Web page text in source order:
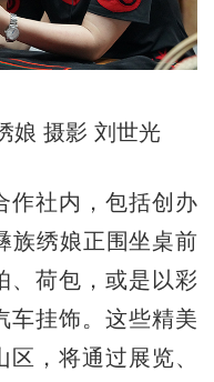
娘 摄影 刘世光
社内，包括创办
族绣娘正围坐桌前
、荷包，或是以彩
车挂饰。这些精美
，将通过展览、